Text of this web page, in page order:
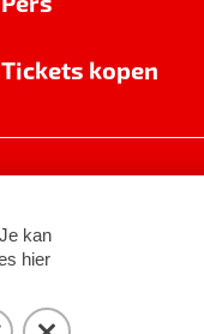
Tickets kopen